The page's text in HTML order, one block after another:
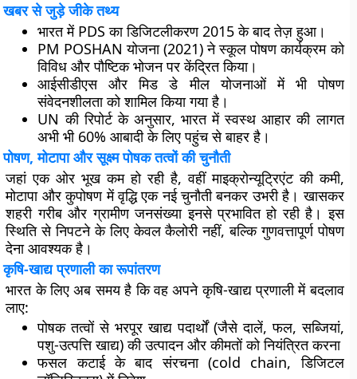
खबर से जुड़े जीके तथ्य
भारत में PDS का डिजिटलीकरण 2015 के बाद तेज़ हुआ।
PM POSHAN योजना (2021) ने स्कूल पोषण कार्यक्रम को
विविध और पौष्टिक भोजन पर केंद्रित किया।
आईसीडीएस और मिड डे मील योजनाओं में भी पोषण
संवेदनशीलता को शामिल किया गया है।
UN की रिपोर्ट के अनुसार, भारत में स्वस्थ आहार की लागत
अभी भी 60% आबादी के लिए पहुंच से बाहर है।
पोषण, मोटापा और सूक्ष्म पोषक तत्वों की चुनौती
जहां एक ओर भूख कम हो रही है, वहीं माइक्रोन्यूट्रिएंट की कमी,
मोटापा और कुपोषण में वृद्धि एक नई चुनौती बनकर उभरी है। खासकर
शहरी गरीब और ग्रामीण जनसंख्या इनसे प्रभावित हो रही है। इस
स्थिति से निपटने के लिए केवल कैलोरी नहीं, बल्कि गुणवत्तापूर्ण पोषण
देना आवश्यक है।
कृषि-खाद्य प्रणाली का रूपांतरण
भारत के लिए अब समय है कि वह अपने कृषि-खाद्य प्रणाली में बदलाव
लाए:
पोषक तत्वों से भरपूर खाद्य पदार्थों(जैसे दालें, फल, सब्जियां,
पशु-उत्पत्ति खाद्य) की उत्पादन और कीमतों को नियंत्रित करना
फसल कटाई के बाद संरचना(cold chain, डिजिटल